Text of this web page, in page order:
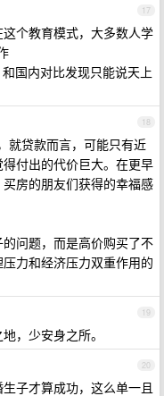
17
个教育模式，大多数人学
国内对比发现只能说天上
18
就贷款而言，可能只有近
付出的代价巨大。在更早
房的朋友们获得的幸福感
问题，而是高价购买了不
力和经济压力双重作用的
19
，少安身之所。
20
子才算成功，这么单一且